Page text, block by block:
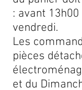
: avant
vendredi.
Les
pièces
et du